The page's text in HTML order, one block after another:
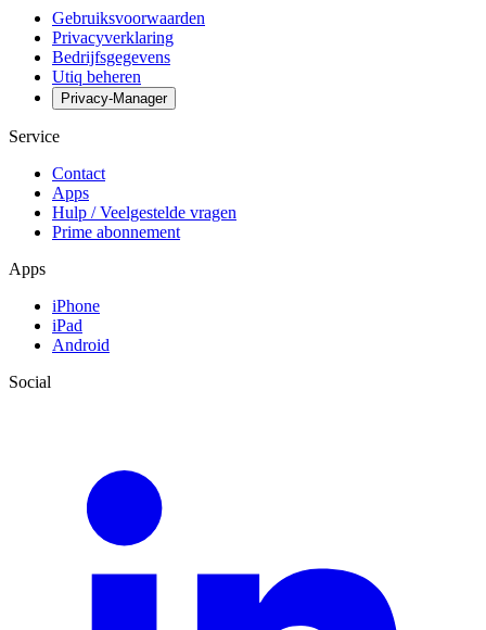
Gebruiksvoorwaarden
Privacyverklaring
Bedrijfsgegevens
Utiq beheren
Privacy-Manager
Service
Contact
Apps
Hulp / Veelgestelde vragen
Prime abonnement
Apps
iPhone
iPad
Android
Social